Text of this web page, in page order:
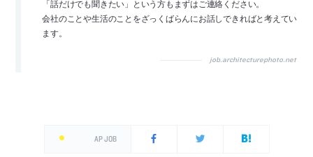
「話だけでも聞きたい」という方もまずはご連絡ください。
会社のことや生活のことをざっくばらんにお話しできればと考えてい
ます。
job.architecturephoto.net
AP JOB